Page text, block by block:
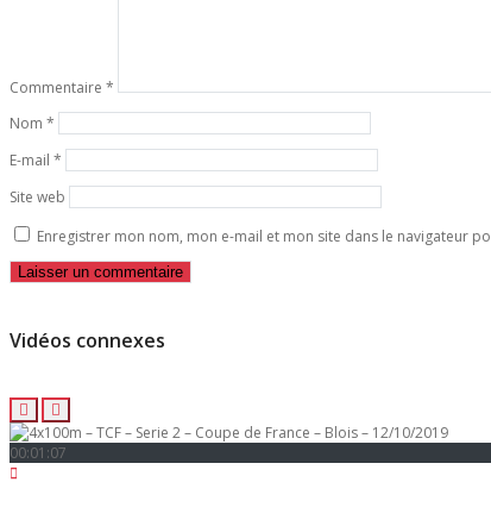
Commentaire *
Nom *
E-mail *
Site web
Enregistrer mon nom, mon e-mail et mon site dans le navigateur
Vidéos connexes
00:01:07